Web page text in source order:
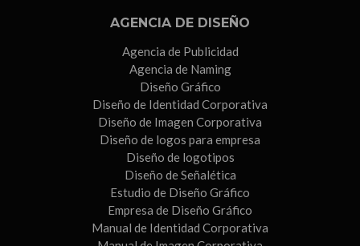
AGENCIA DE DISEÑO
Agencia de Publicidad
Agencia de Naming
Diseño Gráfico
Diseño de Identidad Corporativa
Diseño de Imagen Corporativa
Diseño de logos para empresa
Diseño de logotipos
Diseño de Señalética
Estudio de Diseño Gráfico
Empresa de Diseño Gráfico
Manual de Identidad Corporativa